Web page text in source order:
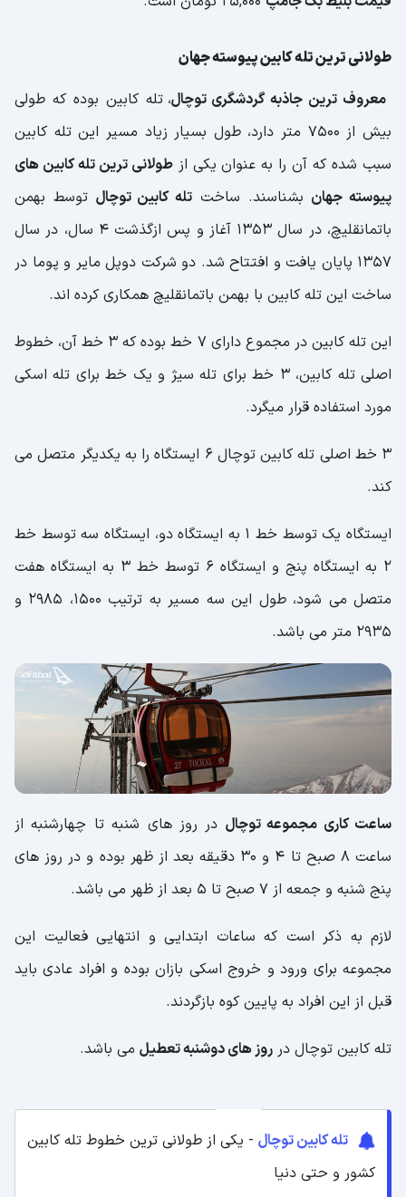
طولانی ترین تله کابین پیوسته جهان
معروف ترین جاذبه گردشگری توچال، تله کابین بوده که طولی
بیش از 7500 متر دارد، طول بسیار زیاد مسیر این تله کابین
سبب شده که آن را به عنوان یکی ازطولانی ترین تله کابین های
پیوسته جهان بشناسند. ساخت تله کابین توچال توسط بهمن
باتمانقلیچ، در سال 1353 آغاز و پس ازگذشت 4 سال، در سال
1357 پایان یافت و افتتاح شد. دو شرکت دوپل مایر و پوما در
ساخت این تله کابین با بهمن باتمانقلیچ همکاری کرده اند.
این تله کابین در مجموع دارای 7 خط بوده که 3 خط آن، خطوط
اصلی تله کابین، 3 خط برای تله سیژ و یک خط برای تله اسکی
مورد استفاده قرار میگرد.
3 خط اصلی تله کابین توچال 6 ایستگاه را به یکدیگر متصل می
کند.
ایستگاه یک توسط خط 1 به ایستگاه دو، ایستگاه سه توسط خط
2 به ایستگاه پنج و ایستگاه 6 توسط خط 3 به ایستگاه هفت
متصل می شود، طول این سه مسیر به ترتیب 1500، 2985 و
2935 متر می باشد.
ساعت کاری مجموعه توچال در روز های شنبه تا چهارشنبه از
ساعت 8 صبح تا 4 و 30 دقیقه بعد از ظهر بوده و در روز های
پنج شنبه و جمعه از 7 صبح تا 5 بعد از ظهر می باشد.
لازم به ذکر است که ساعات ابتدایی و انتهایی فعالیت این
مجموعه برای ورود و خروج اسکی بازان بوده و افراد عادی باید
قبل از این افراد به پایین کوه بازگردند.
تله کابین توچال در روز های دوشنبه تعطیل می باشد.
تله کابین توچال - یکی از طولانی ترین خطوط تله کابین
کشور و حتی دنیا